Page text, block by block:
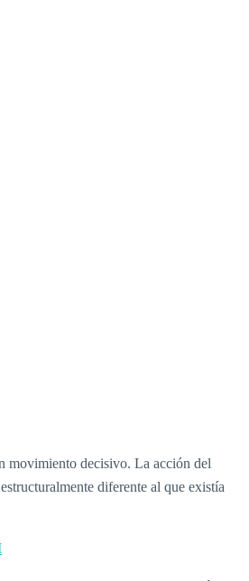
movimiento decisivo. La acción del
diferente al que existía